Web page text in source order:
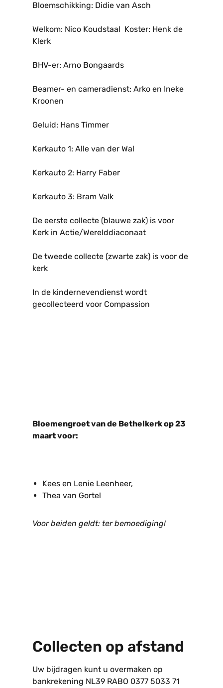
Bloemschikking: Didie van Asch
Welkom: Nico Koudstaal Koster: Henk de
Klerk
BHV-er: Arno Bongaards
Beamer- en cameradienst: Arko en Ineke
Kroonen
Geluid: Hans Timmer
Kerkauto 1: Alle van der Wal
Kerkauto 2: Harry Faber
Kerkauto 3: Bram Valk
De eerste collecte (blauwe zak) is voor
Kerk in Actie/Werelddiaconaat
De tweede collecte (zwarte zak) is voor de
kerk
In de kindernevendienst wordt
gecollecteerd voor Compassion
Bloemengroet van de Bethelkerk op 23
maart voor:
Kees en Lenie Leenheer,
Thea van Gortel
Voor beiden geldt: ter bemoediging!
Collecten op afstand
Uw bijdragen kunt u overmaken op
bankrekening NL39 RABO 0377 5033 71